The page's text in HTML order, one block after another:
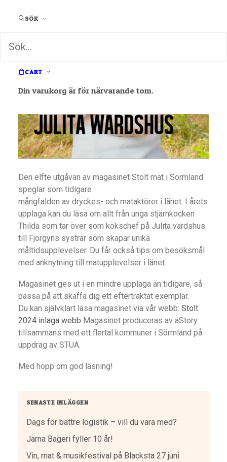
SÖK
CART
Din varukorg är för närvarande tom.
Den elfte utgåvan av magasinet Stolt mat i Sörmland
speglar som tidigare
mångfalden av dryckes- och mataktörer i länet. I årets
upplaga kan du läsa om allt från unga stjärnkocken
Thilda som tar över som kökschef på Julita värdshus
till Fjorgyns systrar som skapar unika
måltidsupplevelser. Du får också tips om besöksmål
med anknytning till matupplevelser i länet.
Magasinet ges ut i en mindre upplaga än tidigare, så
passa på att skaffa dig ett eftertraktat exemplar.
Du kan självklart läsa magasinet via vår webb: Stolt
2024 inlaga webb Magasinet produceras av aStory
tillsammans med ett flertal kommuner i Sörmland på
uppdrag av STUA.
Med hopp om god läsning!
SENASTE INLÄGGEN
Dags för bättre logistik – vill du vara med?
Järna Bageri fyller 10 år!
Vin, mat & musikfestival på Blacksta 27 juni